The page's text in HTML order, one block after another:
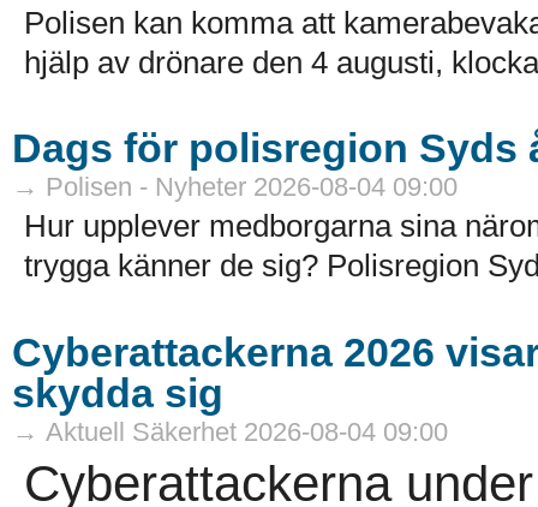
Polisen kan komma att
hjälp av drönare den 4 augusti,
Dags för polisregion
→ Polisen - Nyheter 2026-08-04 09:00
Hur upplever medborgarna sina
trygga känner de sig? Polisregion
Cyberattackerna 2026
skydda sig
→ Aktuell Säkerhet 2026-08-04 09:00
Cyberattackerna